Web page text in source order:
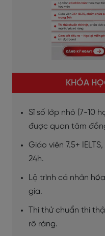
KHÓA
Sĩ số lớp nhỏ (7-10
được quan tâm
Giáo viên 7.5+
24h.
Lộ trình cá nhân
gia.
Thi thử chuẩn thi
rõ ràng.